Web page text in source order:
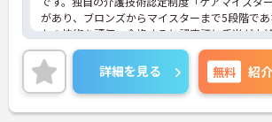
があり、ブロンズからマイスターまで5段階で
たの技術を評価。合格すると認定証と手当が支
れます。
◆スタッフ同士の繋がりを大切にするため「サン
スバッジ」という素敵な制度を導入しています
マホやパソコンから、部署や施設を超えた仲間
「ありがとう」のバッジを送り合う仕組みで、
詳細を見る 無料 紹